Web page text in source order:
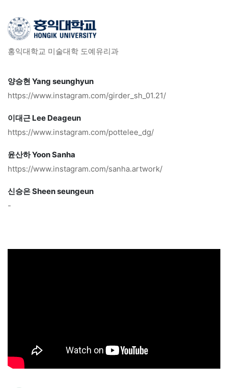
홍익대학교 미술대학 도예유리과
양승현 Yang seunghyun
https://www.instagram.com/girder_sh_01.21/
이대근 Lee Deageun
https://www.instagram.com/pottelee_dg/
윤산하 Yoon Sanha
https://www.instagram.com/sanha.artwork/
신승은 Sheen seungeun
-